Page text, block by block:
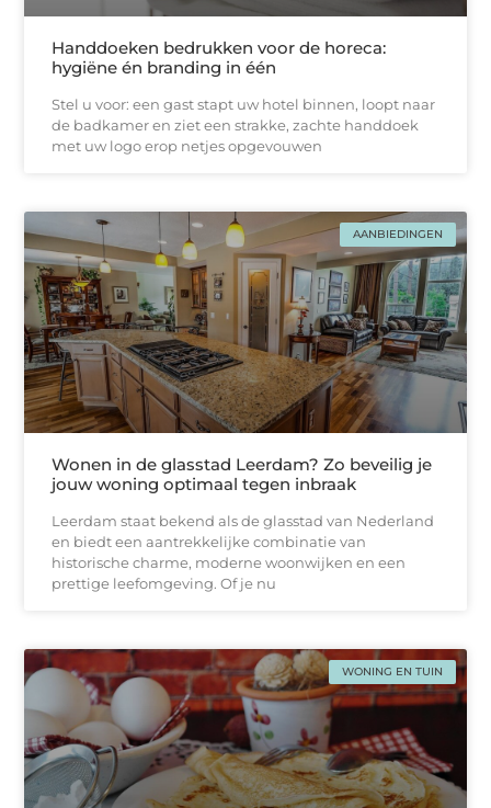
Handdoeken bedrukken voor de horeca:
hygiëne én branding in één
Stel u voor: een gast stapt uw hotel binnen, loopt naar
de badkamer en ziet een strakke, zachtе handdoek
met uw logo erop netjes opgevouwen
AANBIEDINGEN
Wonen in de glasstad Leerdam? Zo beveilig je
jouw woning optimaal tegen inbraak
Leerdam staat bekend als de glasstad van Nederland
en biedt een aantrekkelijke combinatie van
historische charme, moderne woonwijken en een
prettige leefomgeving. Of je nu
WONING EN TUIN